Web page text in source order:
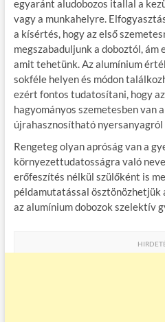
b
o
o
k
er
bl
r
t
egyaránt aludobozos itallal a
vagy a munkahelyre.
a kísértés, hogy az első
megszabaduljunk a doboztól, ám
amit tehetünk. Az alumínium
sokféle helyen és módon
ezért fontos tudatosítani, hogy
hagyományos szemetesben van
újrahasznosítható nyersanyagról
Rengeteg olyan apróság van a
környezettudatosságra való
erőfeszítés nélkül szülőként is
példamutatással ösztönözhetjük
az alumínium dobozok szelektív